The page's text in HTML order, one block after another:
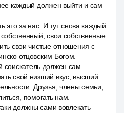
каждый должен выйти и сам
это за нас. И тут снова каждый
свои собственные
свои чистые отношения с
отцовским Богом.
должен сам
свой низший вкус, высший
Друзья, члены семьи,
помогать нам.
должны сами вовлекать